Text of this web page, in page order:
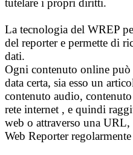
La tecnologia del WREP
del reporter e permette di
dati.
Ogni contenuto online può
data certa, sia esso un
contenuto audio,
rete internet , e quindi
web o attraverso una URL,
Web Reporter